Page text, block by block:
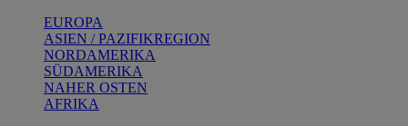
EUROPA
ASIEN / PAZIFIKREGION
NORDAMERIKA
SÜDAMERIKA
NAHER OSTEN
AFRIKA